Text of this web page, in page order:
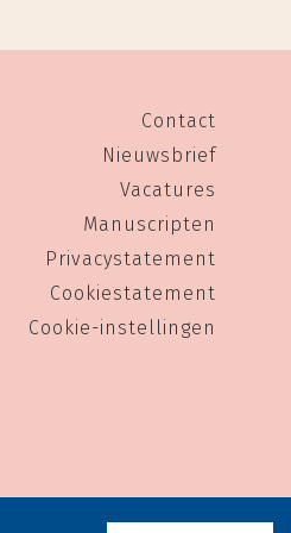
Contact
Nieuwsbrief
Vacatures
Manuscripten
Privacystatement
Cookiestatement
Cookie-instellingen